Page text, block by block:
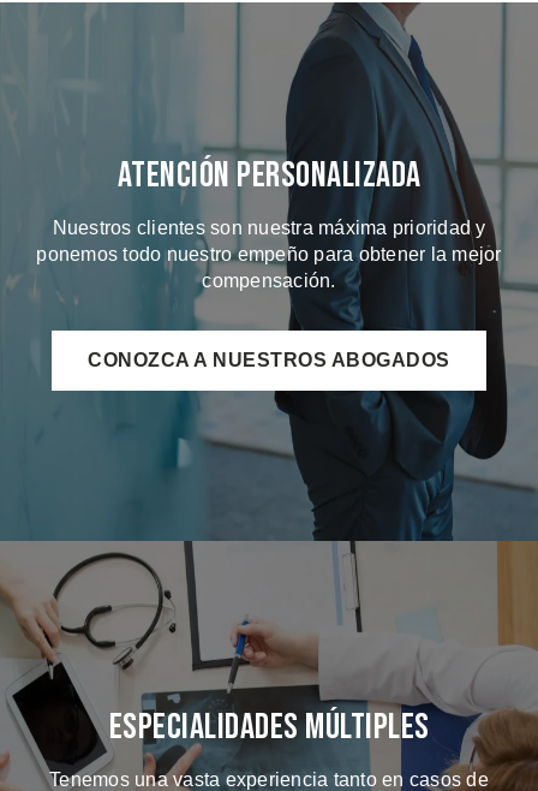
Atención Personalizada
Nuestros clientes son nuestra máxima prioridad y
ponemos todo nuestro empeño para obtener la mejor
compensación.
CONOZCA A NUESTROS ABOGADOS
Especialidades Múltiples
Tenemos una vasta experiencia tanto en casos de